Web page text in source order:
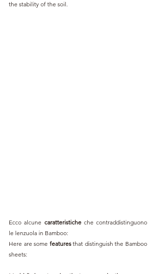
the stability of the soil.
Ecco alcune caratteristiche che contraddistinguono
le lenzuola in Bamboo:
Here are some features that distinguish the Bamboo
sheets: